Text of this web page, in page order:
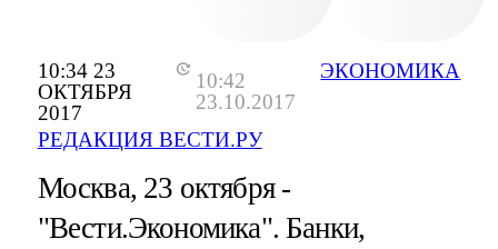
10:34 23
ОКТЯБРЯ
2017
10:42
23.10.2017
РЕДАКЦИЯ ВЕСТИ.РУ
ЭКОНОМИКА
Москва, 23 октября -
"Вести.Экономика". Банки,